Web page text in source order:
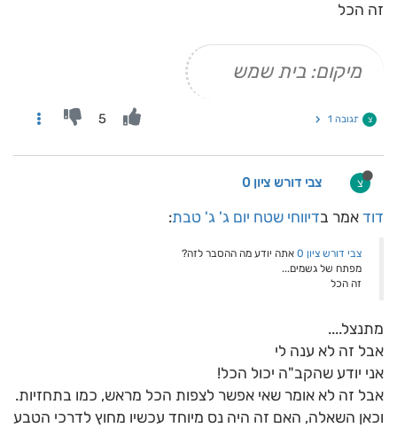
זה הכל
מיקום: בית שמש
צ תגובה 1 5
צ צבי דורש ציון 0
דוד אמר בדיווחי שטח יום ג' ג' טבת:
צבי דורש ציון 0
אתה יודע מה ההסבר לזה?
מפתח של גשמים...
זה הכל
מתנצל....
אבל זה לא ענה לי
אני יודע שהקב"ה יכול הכל!
אבל זה לא אומר שאי אפשר לצפות הכל מראש, כמו בתחזיות.
וכאן השאלה, האם זה היה נס מיוחד עכשיו מחוץ לדרכי הטבע